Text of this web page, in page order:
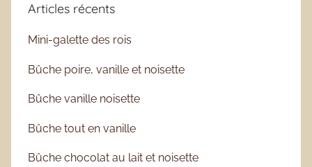
Articles récents
Mini-galette des rois
Bûche poire, vanille et noisette
Bûche vanille noisette
Bûche tout en vanille
Bûche chocolat au lait et noisette